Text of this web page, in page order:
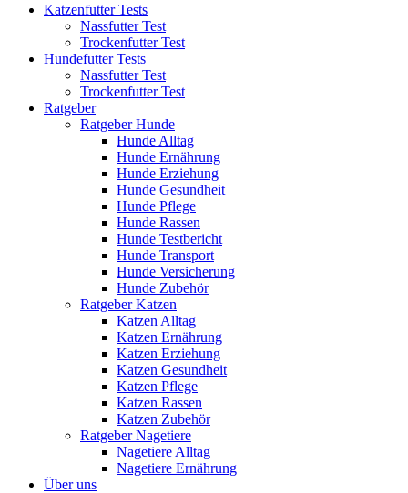
Katzenfutter Tests
Nassfutter Test
Trockenfutter Test
Hundefutter Tests
Nassfutter Test
Trockenfutter Test
Ratgeber
Ratgeber Hunde
Hunde Alltag
Hunde Ernährung
Hunde Erziehung
Hunde Gesundheit
Hunde Pflege
Hunde Rassen
Hunde Testbericht
Hunde Transport
Hunde Versicherung
Hunde Zubehör
Ratgeber Katzen
Katzen Alltag
Katzen Ernährung
Katzen Erziehung
Katzen Gesundheit
Katzen Pflege
Katzen Rassen
Katzen Zubehör
Ratgeber Nagetiere
Nagetiere Alltag
Nagetiere Ernährung
Über uns